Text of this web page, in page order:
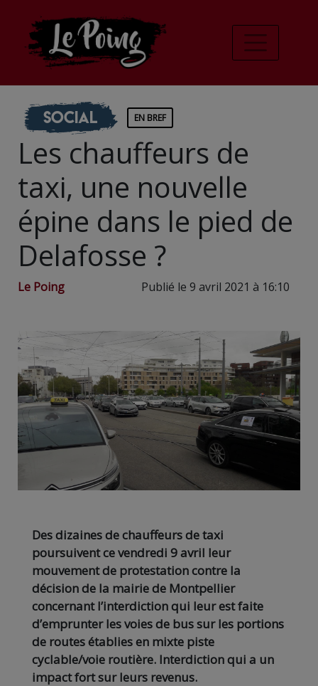
Social EN BREF
Les chauffeurs de
taxi, une nouvelle
épine dans le pied de
Delafosse ?
Le Poing Publié le 9 avril 2021 à 16:10
Des dizaines de chauffeurs de taxi
poursuivent ce vendredi 9 avril leur
mouvement de protestation contre la
décision de la mairie de Montpellier
concernant l’interdiction qui leur est faite
d’emprunter les voies de bus sur les portions
de routes établies en mixte piste
cyclable/voie routière. Interdiction qui a un
impact fort sur leurs revenus.